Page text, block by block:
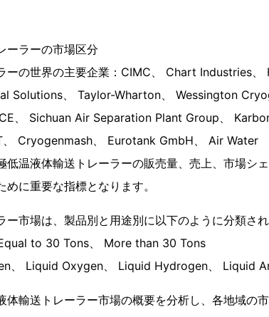
ーラーの市場区分
ーの世界の主要企業：CIMC、 Chart Industries
Solutions、 Taylor-Wharton、 Wessington
、 Sichuan Air Separation Plant Group、
Cryogenmash、 Eurotank GmbH、 Air Water
低温液体輸送トレーラーの販売量、売上、市場シ
に重要な指標となります。
ー市場は、製品別と用途別に以下のように分類され
to 30 Tons、 More than 30 Tons
、 Liquid Oxygen、 Liquid Hydrogen、 Liquid
体輸送トレーラー市場の概要を分析し、各地域の